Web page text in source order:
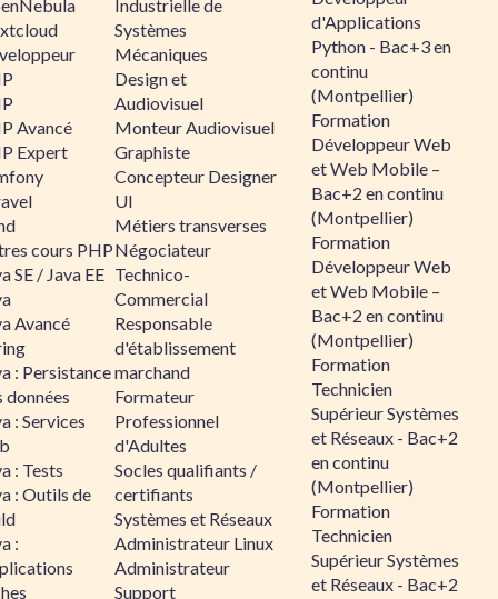
Avancé
Expert
cours PHP
SE / Java EE
Avancé
: Persistance
données
: Services
: Tests
: Outils de
:
Industrielle de
Systèmes
Mécaniques
Design et
Audiovisuel
Monteur Audiovisuel
Graphiste
Concepteur Designer
UI
Métiers transverses
Négociateur
Technico-
Commercial
Responsable
d'établissement
marchand
Formateur
Professionnel
d'Adultes
Socles qualifiants /
certifiants
Systèmes et Réseaux
Administrateur Linux
Administrateur
Support
d'Applications
Python - Bac+3 en
continu
(Montpellier)
Formation
Développeur Web
et Web Mobile –
Bac+2 en continu
(Montpellier)
Formation
Développeur Web
et Web Mobile –
Bac+2 en continu
(Montpellier)
Formation
Technicien
Supérieur Systèmes
et Réseaux - Bac+2
en continu
(Montpellier)
Formation
Technicien
Supérieur Systèmes
et Réseaux - Bac+2